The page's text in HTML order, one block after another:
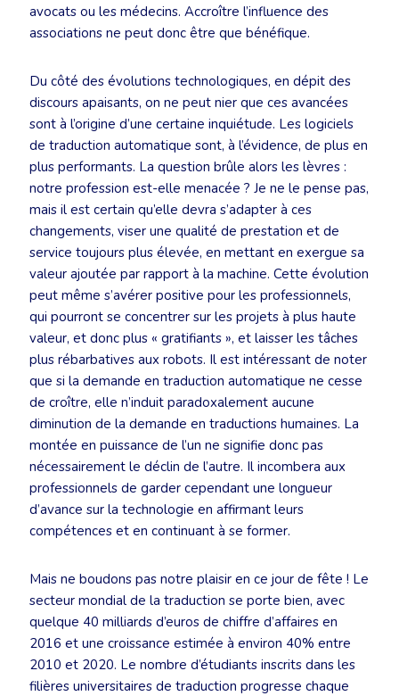
avocats ou les médecins. Accroître l’influence des
associations ne peut donc être que bénéfique.
Du côté des évolutions technologiques, en dépit des
discours apaisants, on ne peut nier que ces avancées
sont à l’origine d’une certaine inquiétude. Les logiciels
de traduction automatique sont, à l’évidence, de plus en
plus performants. La question brûle alors les lèvres :
notre profession est-elle menacée ? Je ne le pense pas,
mais il est certain qu’elle devra s’adapter à ces
changements, viser une qualité de prestation et de
service toujours plus élevée, en mettant en exergue sa
valeur ajoutée par rapport à la machine. Cette évolution
peut même s’avérer positive pour les professionnels,
qui pourront se concentrer sur les projets à plus haute
valeur, et donc plus « gratifiants », et laisser les tâches
plus rébarbatives aux robots. Il est intéressant de noter
que si la demande en traduction automatique ne cesse
de croître, elle n’induit paradoxalement aucune
diminution de la demande en traductions humaines. La
montée en puissance de l’un ne signifie donc pas
nécessairement le déclin de l’autre. Il incombera aux
professionnels de garder cependant une longueur
d’avance sur la technologie en affirmant leurs
compétences et en continuant à se former.
Mais ne boudons pas notre plaisir en ce jour de fête ! Le
secteur mondial de la traduction se porte bien, avec
quelque 40 milliards d’euros de chiffre d’affaires en
2016 et une croissance estimée à environ 40% entre
2010 et 2020. Le nombre d’étudiants inscrits dans les
filières universitaires de traduction progresse chaque